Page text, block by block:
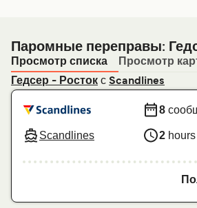
Паромные переправы:
Просмотр списка
Просмотр
Гедсер - Росток с Scandlines
Scandlines
8
2 hours